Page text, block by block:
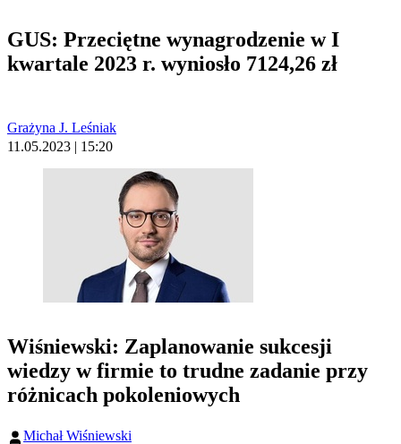
GUS: Przeciętne wynagrodzenie w I
kwartale 2023 r. wyniosło 7124,26 zł
Grażyna J. Leśniak
11.05.2023 | 15:20
Wiśniewski: Zaplanowanie sukcesji
wiedzy w firmie to trudne zadanie przy
różnicach pokoleniowych
Michał Wiśniewski